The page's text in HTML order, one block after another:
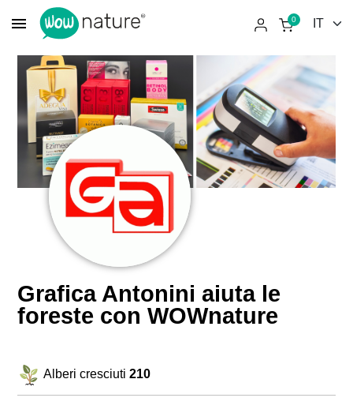
menu 0
Grafica Antonini aiuta le
foreste con WOWnature
Alberi cresciuti 210